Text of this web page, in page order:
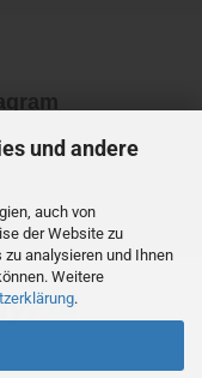
und andere
auch von
der Website zu
analysieren und Ihnen
Weitere
.